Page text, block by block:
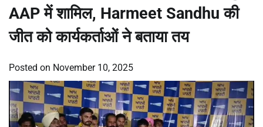
AAP में शामिल, Harmeet Sandhu की
जीत को कार्यकर्ताओं ने बताया तय
Posted on November 10, 2025